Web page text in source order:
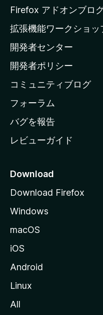
a
ホ
ー
ム
ー
ジ
へ
Firefox アドオンブロ
拡張機能ワークショッ
開発者センター
開発者ポリシー
コミュニティブログ
フォーラム
バグを報告
レビューガイド
Download
Download Firefox
Windows
macOS
iOS
Android
Linux
All